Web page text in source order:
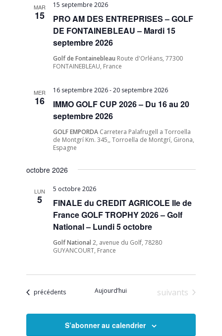
MAR
15
PRO AM DES ENTREPRISES – GOLF
DE FONTAINEBLEAU – Mardi 15
septembre 2026
15 septembre 2026
Golf de Fontainebleau Route d'Orléans, 77300
FONTAINEBLEAU, France
MER
16
IMMO GOLF CUP 2026 – Du 16 au 20
septembre 2026
16 septembre 2026-20 septembre 2026
GOLF EMPORDA Carretera Palafrugell a Torroella
de Montgrí Km. 345,, Torroella de Montgrí, Girona,
Espagne
octobre 2026
LUN
5
FINALE du CREDIT AGRICOLE Ile de
France GOLF TROPHY 2026 – Golf
National – Lundi 5 octobre
5 octobre 2026
Golf National2, avenue du Golf, 78280
GUYANCOURT, France
Évènements
précédents Aujourd’hui Évènements
suivants
S’abonner au calendrier